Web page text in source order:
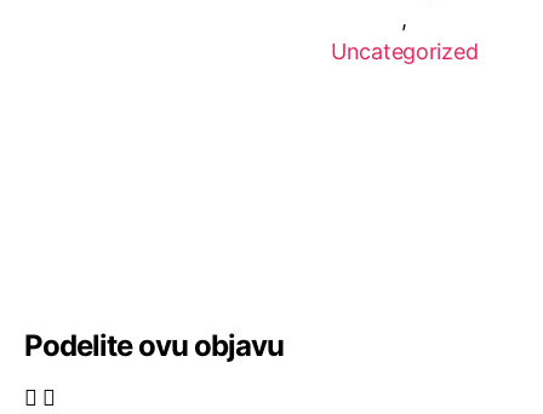
,
Uncategorized
Podelite ovu objavu